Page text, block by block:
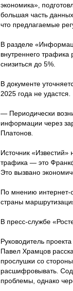
экономика»,
большая часть
что предлагаемые
В разделе
внутреннего трафика
снизиться до 5%.
В документе
2025 года не удастся.
— Периодически
информации через
Платонов.
Источник «Известий»
трафика — это
Это вызвано
По мнению интернет-
страны
В пресс-службе
Руководитель
Павел Храмцов
прослушки со
расшифровывать.
проблемы, однако